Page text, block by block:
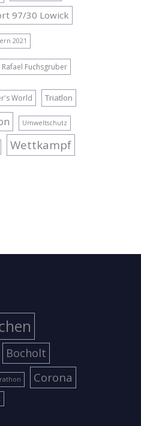
97/30 Lowick
2021
Rafael Fuchsgruber
World Triatlon
Umweltschutz
Wettkampf
Bocholt
Corona